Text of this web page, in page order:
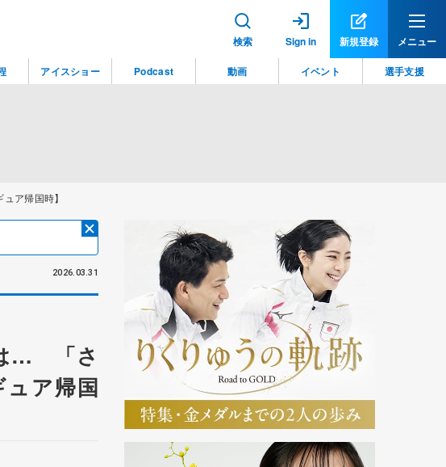
検索 Sign in 新規登録 メニュー
ア帰国時】
2026.03.31
… 「さ
ア帰国
アイスショー Podcast 動画 イベント 選手支援